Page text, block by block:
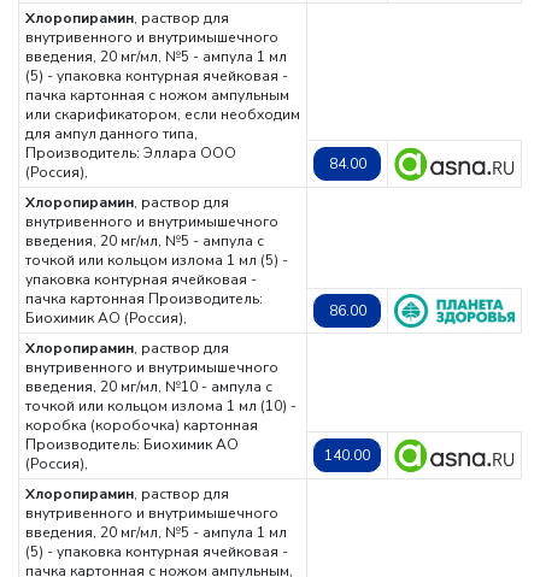
Хлоропирамин, раствор для
внутривенного и внутримышечного
введения, 20 мг/мл, №5 - ампула 1 мл
(5) - упаковка контурная ячейковая -
пачка картонная с ножом ампульным
или скарификатором, если необходим
для ампул данного типа,
Производитель: Эллара ООО
(Россия),
84.00
Хлоропирамин, раствор для
внутривенного и внутримышечного
введения, 20 мг/мл, №5 - ампула с
точкой или кольцом излома 1 мл (5) -
упаковка контурная ячейковая -
пачка картонная Производитель:
Биохимик АО (Россия),
86.00
Хлоропирамин, раствор для
внутривенного и внутримышечного
введения, 20 мг/мл, №10 - ампула с
точкой или кольцом излома 1 мл (10) -
коробка (коробочка) картонная
Производитель: Биохимик АО
(Россия),
140.00
Хлоропирамин, раствор для
внутривенного и внутримышечного
введения, 20 мг/мл, №5 - ампула 1 мл
(5) - упаковка контурная ячейковая -
пачка картонная с ножом ампульным,